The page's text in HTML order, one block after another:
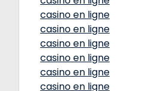
casino en ligne
casino en ligne
casino en ligne
casino en ligne
casino en ligne
casino en ligne